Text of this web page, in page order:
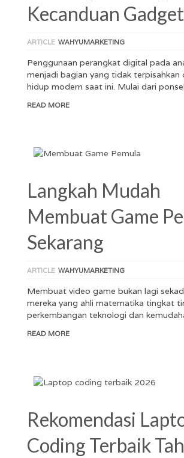
Kecanduan
ARTICLE WAHYUMARKETING
Penggunaan perangkat digital pada
menjadi bagian yang tidak terpisahkan
hidup modern saat ini. Mulai dari
READ MORE
Langkah Mudah
Membuat Game
Sekarang
ARTICLE WAHYUMARKETING
Membuat video game bukan lagi
mereka yang ahli matematika tingkat
perkembangan teknologi dan
READ MORE
Rekomendasi
Coding Terbaik